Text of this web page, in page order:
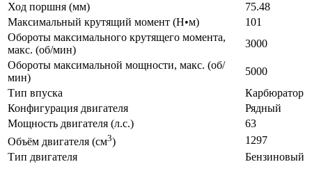
Ход поршня (мм)
75.48
Максимальный крутящий момент (Н•м)
101
Обороты максимального крутящего момента,
макс. (об/мин)
3000
Обороты максимальной мощности, макс. (об/
мин)
5000
Тип впуска
Карбюратор
Конфигурация двигателя
Рядный
Мощность двигателя (л.с.)
63
Объём двигателя (см3)
1297
Тип двигателя
Бензиновый